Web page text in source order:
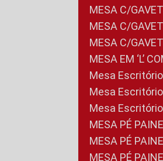
MESA C/
MESA C/
MESA C/
MESA EM ‘L’
Mesa
Mesa
Mesa
MESA PÉ
MESA PÉ
MESA PÉ